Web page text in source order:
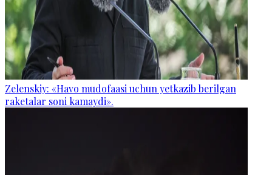
Zelenskiy: «Havo mudofaasi uchun yetkazib berilgan
raketalar soni kamaydi».